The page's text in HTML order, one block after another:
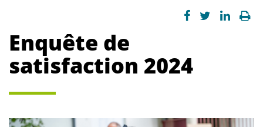
Enquête de
satisfaction 2024